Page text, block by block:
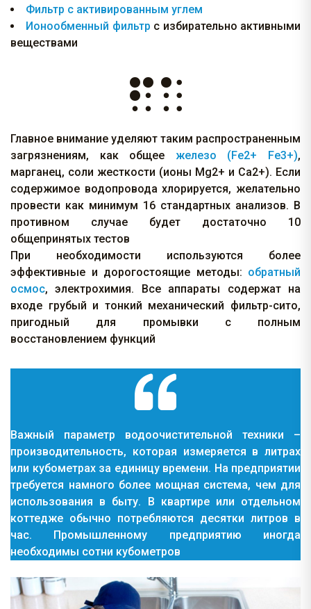
Фильтр с активированным углем
Ионообменный фильтр с избирательно активными
веществами
Главное внимание уделяют таким распространенным
загрязнениям, как общее железо (Fe2+ Fe3+),
марганец, соли жесткости (ионы Mg2+ и Ca2+). Если
содержимое водопровода хлорируется, желательно
провести как минимум 16 стандартных анализов. В
противном случае будет достаточно 10
общепринятых тестов
При необходимости используются более
эффективные и дорогостоящие методы: обратный
осмос, электрохимия. Все аппараты содержат на
входе грубый и тонкий механический фильтр-сито,
пригодный для промывки с полным
восстановлением функций
Важный параметр водоочистительной техники –
производительность, которая измеряется в литрах
или кубометрах за единицу времени. На предприятии
требуется намного более мощная система, чем для
использования в быту. В квартире или отдельном
коттедже обычно потребляются десятки литров в
час. Промышленному предприятию иногда
необходимы сотни кубометров